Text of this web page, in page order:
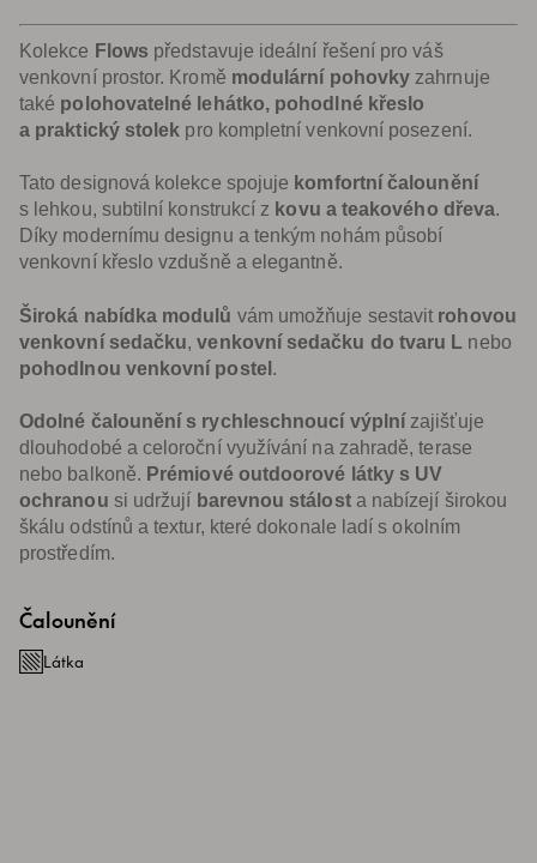
Kolekce Flows představuje ideální řešení pro váš
venkovní prostor. Kromě modulární pohovky zahrnuje
také polohovatelné lehátko, pohodlné křeslo
a praktický stolek pro kompletní venkovní posezení.
Tato designová kolekce spojuje komfortní čalounění
s lehkou, subtilní konstrukcí z kovu a teakového dřeva.
Díky modernímu designu a tenkým nohám působí
venkovní křeslo vzdušně a elegantně.
Široká nabídka modulů vám umožňuje sestavit rohovou
venkovní sedačku,venkovní sedačku do tvaru L nebo
pohodlnou venkovní postel .
Odolné čalounění s rychleschnoucí výplní zajišťuje
dlouhodobé a celoroční využívání na zahradě, terase
nebo balkoně. Prémiové outdoorové látky s UV
ochranou si udržují barevnou stálosta nabízejí širokou
škálu odstínů a textur, které dokonale ladí s okolním
prostředím.
Čalounění
Látka